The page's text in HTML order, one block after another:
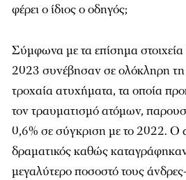
φέρει ο ίδιος ο οδηγός;
Σύμφωνα με τα επίσημα στοιχεία
2023 συνέβησαν σε ολόκληρη
τροχαία ατυχήματα, τα οποία
τον τραυματισμό ατόμων,
0,6% σε σύγκριση με το 2022. Ο
δραματικός καθώς
μεγαλύτερο ποσοστό τους